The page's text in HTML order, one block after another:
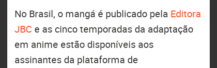
No Brasil, o mangá é publicado pela Editora
JBC e as cinco temporadas da adaptação
em anime estão disponíveis aos
assinantes da plataforma de